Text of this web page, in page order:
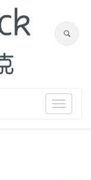
Toggle